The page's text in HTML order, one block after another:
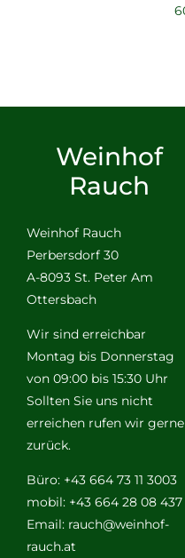
Weinhof
Rauch
Weinhof Rauch
Perbersdorf 30
A-8093 St. Peter Am
Ottersbach
Wir sind erreichbar
Montag bis Donnerstag
von 09:00 bis 15:30 Uhr
Sollten Sie uns nicht
erreichen rufen wir gerne
zurück.
Büro: +43 664 73 11 3003
mobil: +43 664 28 08 437
Email: rauch@weinhof-
rauch.at